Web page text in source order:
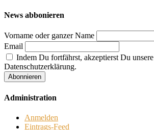
News abbonieren
Vorname oder ganzer Name
Email
Indem Du fortfährst, akzeptierst Du unsere
Datenschutzerklärung.
Administration
Anmelden
Eintrags-Feed